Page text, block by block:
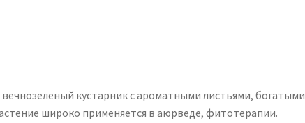
кустарник с ароматными листьями, богатыми
широко применяется в аюрведе, фитотерапии.